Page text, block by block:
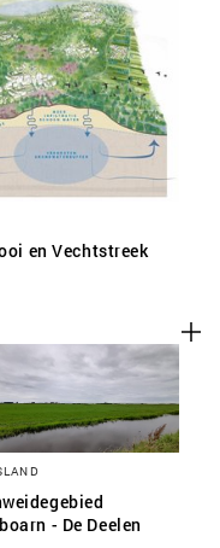
en Vechtstreek
- De Deelen